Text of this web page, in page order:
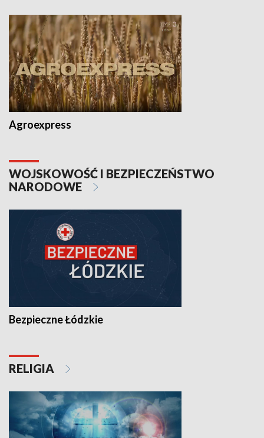
Agroexpress
WOJSKOWOŚĆ I BEZPIECZEŃSTWO
NARODOWE
Bezpieczne Łódzkie
RELIGIA